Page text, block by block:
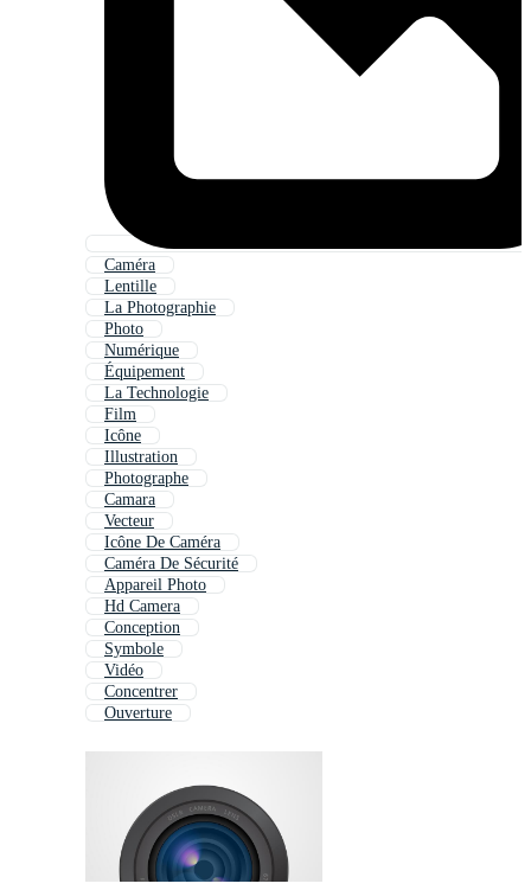
Caméra
Lentille
La Photographie
Photo
Numérique
Équipement
La Technologie
Film
Icône
Illustration
Photographe
Camara
Vecteur
Icône De Caméra
Caméra De Sécurité
Appareil Photo
Hd Camera
Conception
Symbole
Vidéo
Concentrer
Ouverture